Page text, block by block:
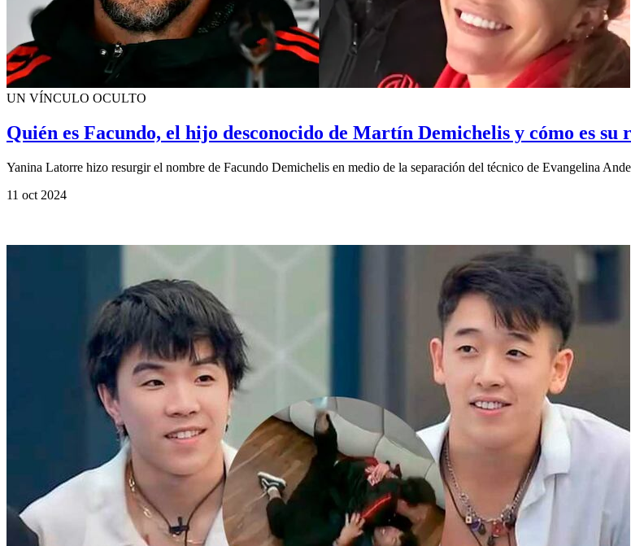
UN VÍNCULO OCULTO
Quién es Facundo, el hijo desconocido de Martín Demichelis y cómo es
Yanina Latorre hizo resurgir el nombre de Facundo Demichelis en medio de la separación del técnico de Evangelina
11 oct 2024